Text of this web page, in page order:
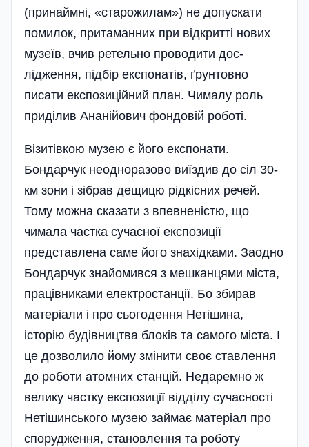
(принай­мні, «старожилам») не допускати
помилок, притаманних при від­критті нових
музеїв, вчив ретельно проводити дос­
лідження, підбір екс­понатів, ґрунтовно
писати експози­ційний план. Чималу роль
приділив Ананійович фондовій роботі.
Візитівкою музею є його експонати.
Бондарчук неодноразово виїздив до сіл 30-
км зони і зібрав дещицю рідкісних речей.
Тому можна сказати з впевненістю, що
чимала частка сучасної експозиції
представлена саме його знахідками. Заодно
Бондарчук зна­йо­мився з мешканцями міста,
пра­ців­никами електростанції. Бо збирав
матеріали і про сьогодення Нетішина,
історію будівництва блоків та самого міста. І
це дозволило йому змінити своє ставлення
до роботи атомних станцій. Недаремно ж
велику частку експозиції відділу сучасності
Нетішинського музею займає матеріал про
спорудження, становлення та роботу